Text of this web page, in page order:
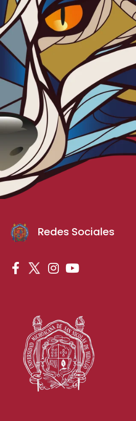
Redes Sociales